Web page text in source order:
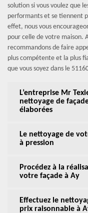
solution si vous voulez que
performants et se tiennent
effet, nous vous
pour celle de votre maison.
recommandons de faire
plus compétente et la plus
que vous soyez dans le
L’entreprise Mr
nettoyage de
élaborées
Le nettoyage de
à pression
Procédez à la
votre façade à Ay
Effectuez le
prix raisonnable à